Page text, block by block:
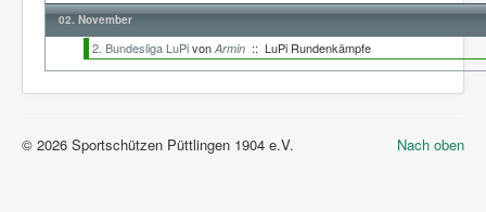
02. November
2. Bundesliga LuPivon Armin :: LuPi Rundenkämpfe
Nach oben
© 2026 Sportschützen Püttlingen 1904 e.V.